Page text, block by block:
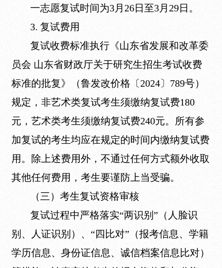
一志愿复试时间为3月26日至3月29日。
3. 复试费用
复试收费标准执行《山东省发展和改革委
员会 山东省财政厅关于研究生招生考试收费
标准的批复》（鲁发改价格〔2024〕789号）
规定，非艺术类复试考生须缴纳复试费180
元，艺术类考生须缴纳复试费240元。所有参
加复试的考生均应在规定的时间内缴纳复试费
用。除上述费用外，不通过任何方式额外收取
其他任何费用，考生要谨防上当受骗。
（三）考生复试资格审核
复试过程中严格落实“两识别”（人脸识
别、人证识别）、“四比对”（报考信息、学籍
学历信息、身份证信息、诚信档案信息比对）